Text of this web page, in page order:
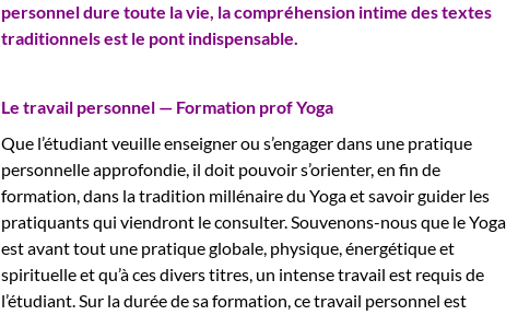
personnel dure toute la vie, la compréhension intime des textes
traditionnels est le pont indispensable.
Le travail personnel — Formation prof Yoga
Que l’étudiant veuille enseigner ou s’engager dans une pratique
personnelle approfondie, il doit pouvoir s’orienter, en fin de
formation, dans la tradition millénaire du Yoga et savoir guider les
pratiquants qui viendront le consulter. Souvenons-nous que le Yoga
est avant tout une pratique globale, physique, énergétique et
spirituelle et qu’à ces divers titres, un intense travail est requis de
l’étudiant. Sur la durée de sa formation, ce travail personnel est